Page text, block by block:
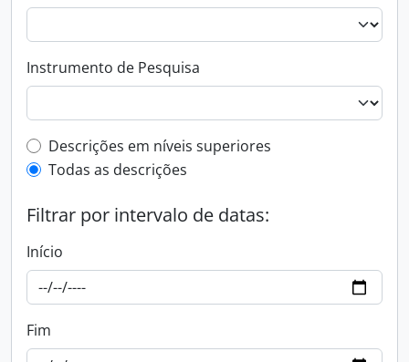
Instrumento de Pesquisa
Filtro de descrição de nível superior
Descrições em níveis superiores
Todas as descrições
Filtrar por intervalo de datas:
Início
Fim